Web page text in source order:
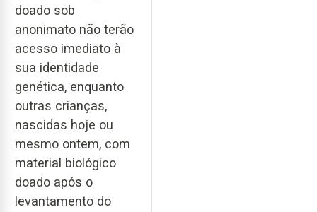
doado sob
anonimato não terão
acesso imediato à
sua identidade
genética, enquanto
outras crianças,
nascidas hoje ou
mesmo ontem, com
material biológico
doado após o
levantamento do